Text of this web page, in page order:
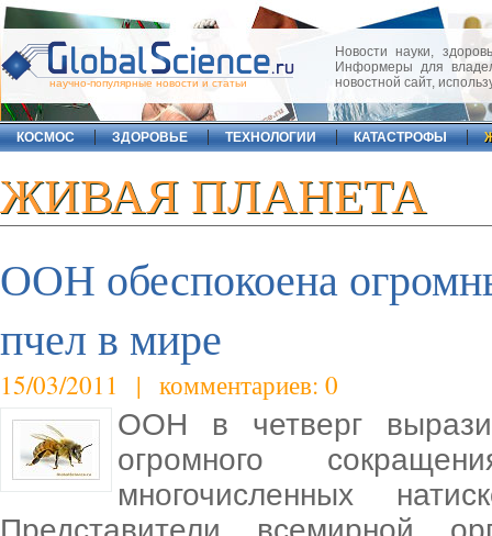
научно-популярные новости и статьи
Новости науки,
Информеры для
новостной сайт,
КОСМОС ЗДОРОВЬЕ ТЕХНОЛОГИИ КАТАСТРОФЫ
ЖИВАЯ ПЛАНЕТА
ООН обеспокоена
пчел в мире
15/03/2011 | комментариев: 0
ООН в четверг
огромного
многочисленных